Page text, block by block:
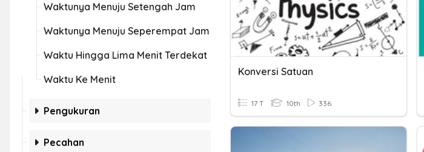
Waktunya Menuju Setengah Jam
Waktunya Menuju Seperempat Jam
Waktu Hingga Lima Menit Terdekat
Waktu Ke Menit
Pengukuran
Pecahan
Konversi Satuan
17 T 10th 336